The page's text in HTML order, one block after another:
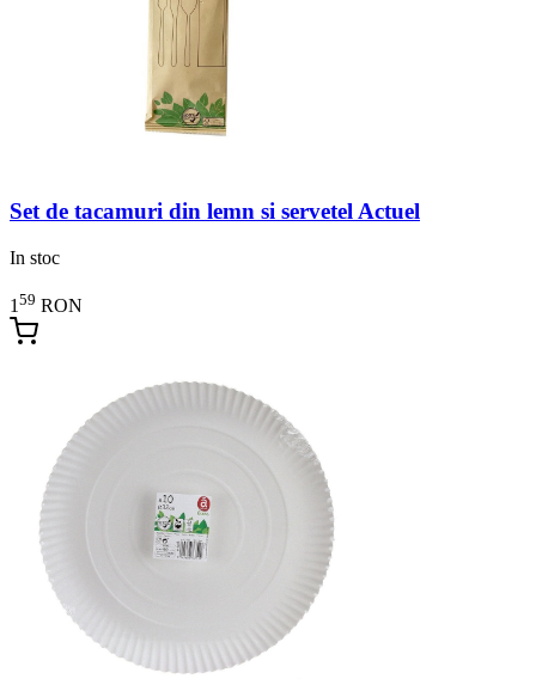
Set de tacamuri din lemn si servetel Actuel
In stoc
1 59 RON